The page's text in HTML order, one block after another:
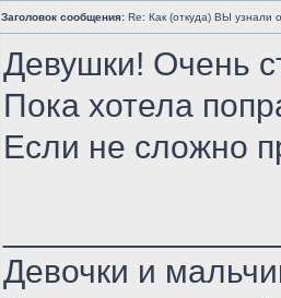
Заголовок сообщения: Re: Как (откуда) ВЫ узнали
Девушки! Очень
Пока хотела
Если не сложно
Девочки и